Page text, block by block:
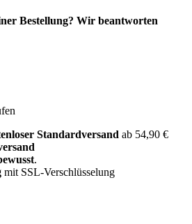
Bestellung? Wir beantworten
Standardversand ab 54,90 €
.
mit SSL-Verschlüsselung